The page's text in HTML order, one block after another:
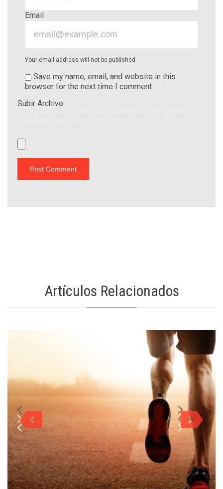
Email
Your email address will not be published.
Save my name, email, and website in this
browser for the next time I comment.
Subir Archivo
Artículos Relacionados